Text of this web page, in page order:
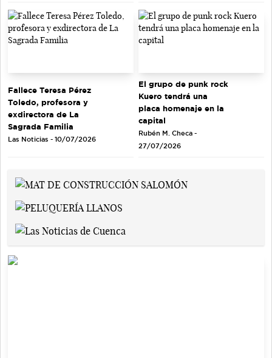
Fallece Teresa Pérez
Toledo, profesora y
exdirectora de La
Sagrada Familia
Las Noticias - 10/07/2026
El grupo de punk rock
Kuero tendrá una
placa homenaje en la
capital
Rubén M. Checa -
27/07/2026